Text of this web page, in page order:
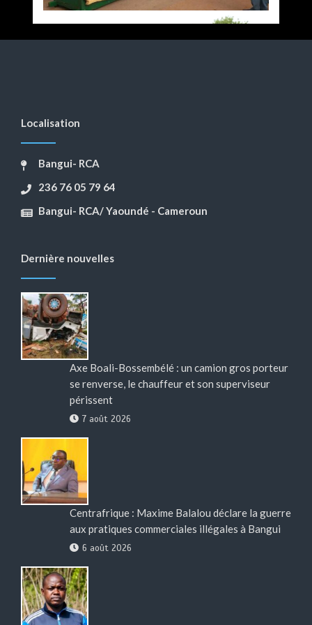
Localisation
Bangui- RCA
236 76 05 79 64
Bangui- RCA/ Yaoundé - Cameroun
Dernière nouvelles
Axe Boali-Bossembélé : un camion gros porteur
se renverse, le chauffeur et son superviseur
périssent
7 août 2026
Centrafrique : Maxime Balalou déclare la guerre
aux pratiques commerciales illégales à Bangui
6 août 2026